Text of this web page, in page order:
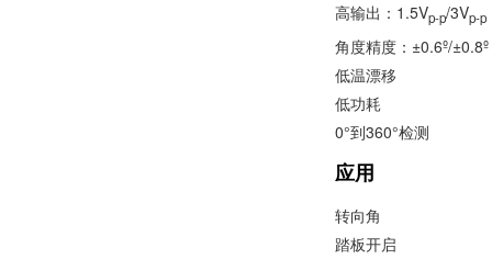
高输出：1.5Vp-p/3Vp-p
角度精度：±0.6º/±0.8º
低温漂移
低功耗
0°到360°检测
应用
转向角
踏板开启